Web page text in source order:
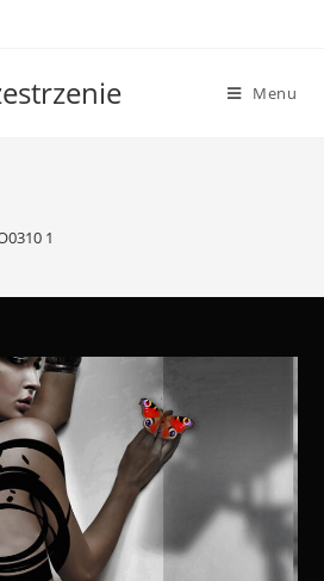
Menu
1